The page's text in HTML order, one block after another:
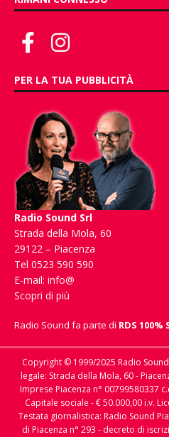
PER LA TUA PUBBLICITÀ
Radio Sound Srl
Strada della Mola, 60
29122 – Piacenza
Tel 0523 590 590
E-mail: info@
Scopri di più
Radio Sound fa parte di RDS
Copyright © 1999/2025 Radio
legale: Strada della Mola, 60 -
Imprese Piacenza n° 00799580337
Capitale sociale - € 50.000,00 i.v.
Testata giornalistica: Radio Sound
di Piacenza n° 293 - decreto di